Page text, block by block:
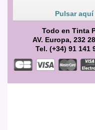
Pulsar
Todo en Tinta
AV. Europa, 232
Tel. (+34) 91 141